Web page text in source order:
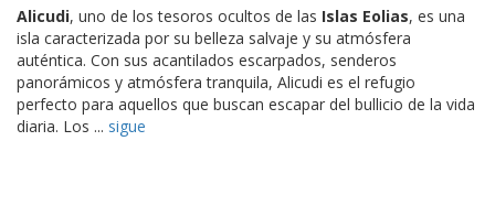
Alicudi, uno de los tesoros ocultos de las Islas Eolias, es una
isla caracterizada por su belleza salvaje y su atmósfera
auténtica. Con sus acantilados escarpados, senderos
panorámicos y atmósfera tranquila, Alicudi es el refugio
perfecto para aquellos que buscan escapar del bullicio de la vida
diaria. Los ... sigue